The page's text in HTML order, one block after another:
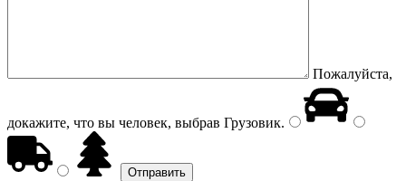
Пожалуйста,
докажите, что вы человек, выбрав Грузовик.